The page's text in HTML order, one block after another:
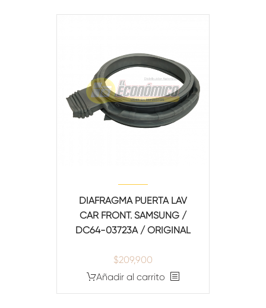
DIAFRAGMA PUERTA LAV
CAR FRONT. SAMSUNG /
DC64-03723A / ORIGINAL
$209,900
Añadir al carrito